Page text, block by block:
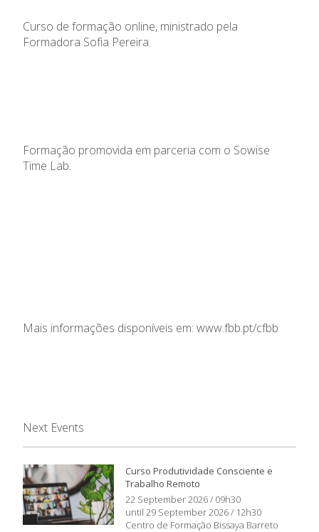
Curso de formação online, ministrado pela
Formadora Sofia Pereira.
Formação promovida em parceria com o Sowise
Time Lab.
Mais informações disponíveis em: www.fbb.pt/cfbb
Next Events
Curso Produtividade Consciente e
Trabalho Remoto
22 September 2026 / 09h30
until 29 September 2026 / 12h30
Centro de Formação Bissaya Barreto